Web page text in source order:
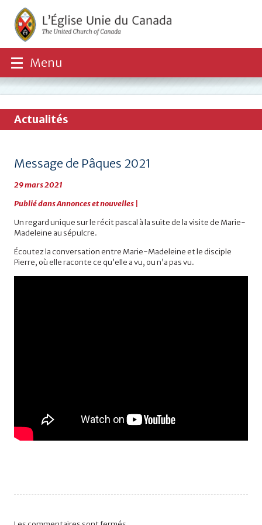
Menu
Actualités
Message de Pâques 2021
29 mars 2021
Publié dansAnnonces et nouvelles
Un regard unique sur le récit pascal à la suite de la visite de Marie-
Madeleine au sépulcre.
Écoutez la conversation entre Marie-Madeleine et le disciple
Pierre, où elle raconte ce qu’elle a vu, ou n’a pas vu.